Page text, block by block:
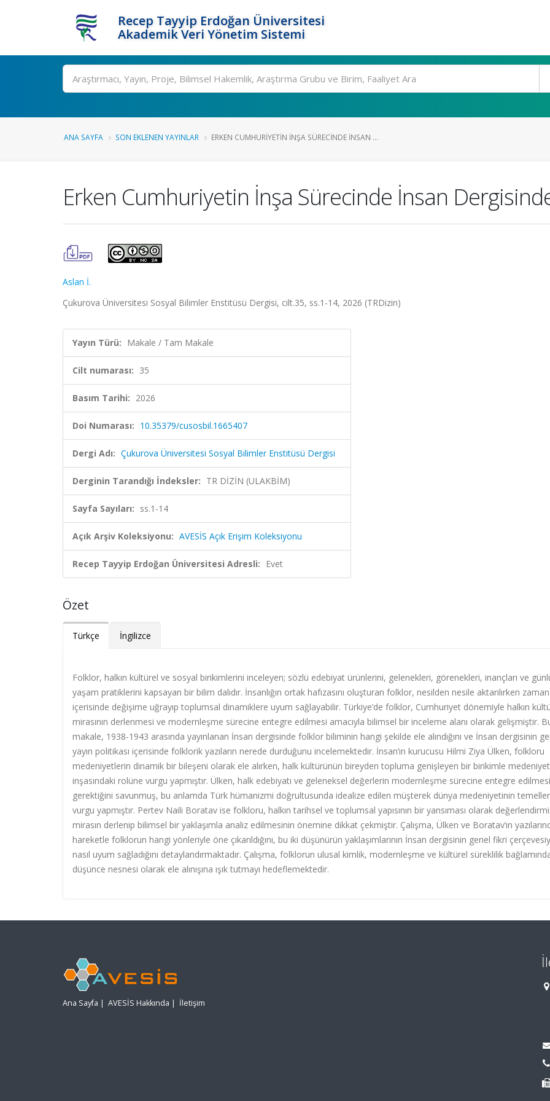
Recep Tayyip Erdoğan Üniversitesi
Akademik Veri Yönetim Sistemi
Ara
ANA SAYFA SON EKLENEN YAYINLAR ERKEN CUMHURIYETIN İNŞA SÜRECINDE İNSAN ...
Erken Cumhuriyetin İnşa Sürecinde İnsan
Aslan İ.
Çukurova Üniversitesi Sosyal Bilimler Enstitüsü Dergisi, cilt.35, ss.1-14, 2026 (TRDizin)
Yayın Türü: Makale / Tam Makale
Cilt numarası: 35
Basım Tarihi: 2026
Doi Numarası: 10.35379/cusosbil.1665407
Dergi Adı: Çukurova Üniversitesi Sosyal Bilimler Enstitüsü Dergisi
Derginin Tarandığı İndeksler: TR DİZİN (ULAKBİM)
Sayfa Sayıları: ss.1-14
Açık Arşiv Koleksiyonu: AVESİS Açık Erişim Koleksiyonu
Recep Tayyip Erdoğan Üniversitesi Adresli: Evet
Özet
Türkçe İngilizce
Folklor, halkın kültürel ve sosyal birikimlerini inceleyen; sözlü edebiyat ürünlerini, gelenekleri, görenekleri, inançları ve
yaşam pratiklerini kapsayan bir bilim dalıdır. İnsanlığın ortak hafızasını oluşturan folklor, nesilden nesile aktarılırken zaman
içerisinde değişime uğrayıp toplumsal dinamiklere uyum sağlayabilir. Türkiye’de folklor, Cumhuriyet dönemiyle halkın
mirasının derlenmesi ve modernleşme sürecine entegre edilmesi amacıyla bilimsel bir inceleme alanı olarak gelişmiştir.
makale, 1938-1943 arasında yayınlanan İnsan dergisinde folklor biliminin hangi şekilde ele alındığını ve İnsan dergisinin
yayın politikası içerisinde folklorik yazıların nerede durduğunu incelemektedir. İnsan’ın kurucusu Hilmi Ziya Ülken, folkloru
medeniyetlerin dinamik bir bileşeni olarak ele alırken, halk kültürünün bireyden topluma genişleyen bir birikimle medeniyet
inşasındaki rolüne vurgu yapmıştır. Ülken, halk edebiyatı ve geleneksel değerlerin modernleşme sürecine entegre edilmesi
gerektiğini savunmuş, bu anlamda Türk hümanizmi doğrultusunda idealize edilen müşterek dünya medeniyetinin
vurgu yapmıştır. Pertev Naili Boratav ise folkloru, halkın tarihsel ve toplumsal yapısının bir yansıması olarak
mirasın derlenip bilimsel bir yaklaşımla analiz edilmesinin önemine dikkat çekmiştir. Çalışma, Ülken ve Boratav’ın
hareketle folklorun hangi yönleriyle öne çıkarıldığını, bu iki düşünürün yaklaşımlarının İnsan dergisinin genel fikri
nasıl uyum sağladığını detaylandırmaktadır. Çalışma, folklorun ulusal kimlik, modernleşme ve kültürel süreklilik
düşünce nesnesi olarak ele alınışına ışık tutmayı hedeflemektedir.
Ana Sayfa | AVESİS Hakkında | İletişim